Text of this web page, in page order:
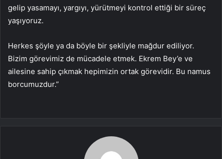
gelip yasamayı, yargıyı, yürütmeyi kontrol ettiği bir süreç
yaşıyoruz.
Herkes şöyle ya da böyle bir şekliyle mağdur ediliyor.
Bizim görevimiz de mücadele etmek. Ekrem Bey’e ve
ailesine sahip çıkmak hepimizin ortak görevidir. Bu namus
borcumuzdur.”